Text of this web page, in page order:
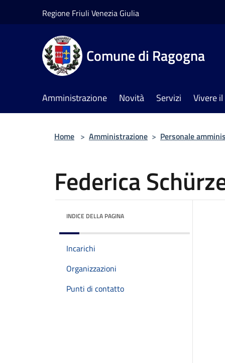
Regione Friuli Venezia Giulia
Comune di Ragogna
Amministrazione Novità Servizi Vivere
Home > Amministrazione > Personale
Federica
INDICE DELLA PAGINA
Incarichi
Organizzazioni
Punti di contatto